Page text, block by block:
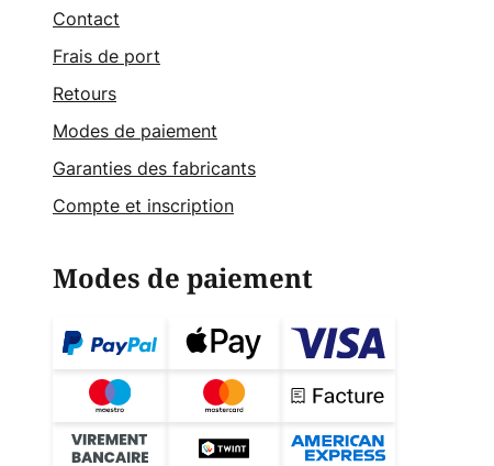
Contact
Frais de port
Retours
Modes de paiement
Garanties des fabricants
Compte et inscription
Modes de paiement